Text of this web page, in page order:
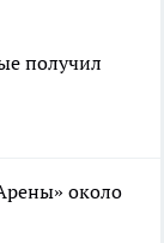
получил
около